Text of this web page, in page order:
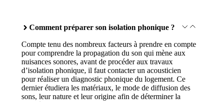
Comment préparer son isolation phonique ?
Compte tenu des nombreux facteurs à prendre en compte
pour comprendre la propagation du son qui mène aux
nuisances sonores, avant de procéder aux travaux
d’isolation phonique, il faut contacter un acousticien
pour réaliser un diagnostic phonique du logement. Ce
dernier étudiera les matériaux, le mode de diffusion des
sons, leur nature et leur origine afin de déterminer la